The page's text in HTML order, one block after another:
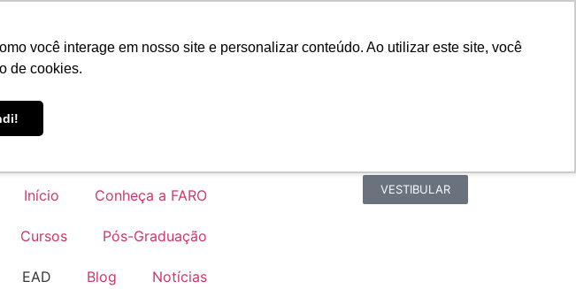
você interage em nosso site e personalizar conteúdo. Ao utilizar este site, você
de cookies.
Início Conheça a FARO
Cursos Pós-Graduação
EAD Blog Notícias
VESTIBULAR